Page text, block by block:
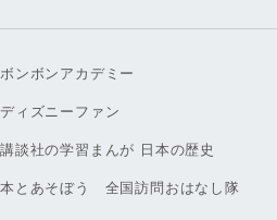
ボンボンアカデミー
ディズニーファン
講談社の学習まんが 日本の歴史
本とあそぼう 全国訪問おはなし隊